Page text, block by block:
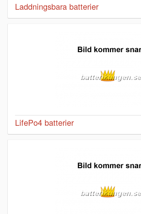
Laddningsbara batterier
LifePo4 batterier